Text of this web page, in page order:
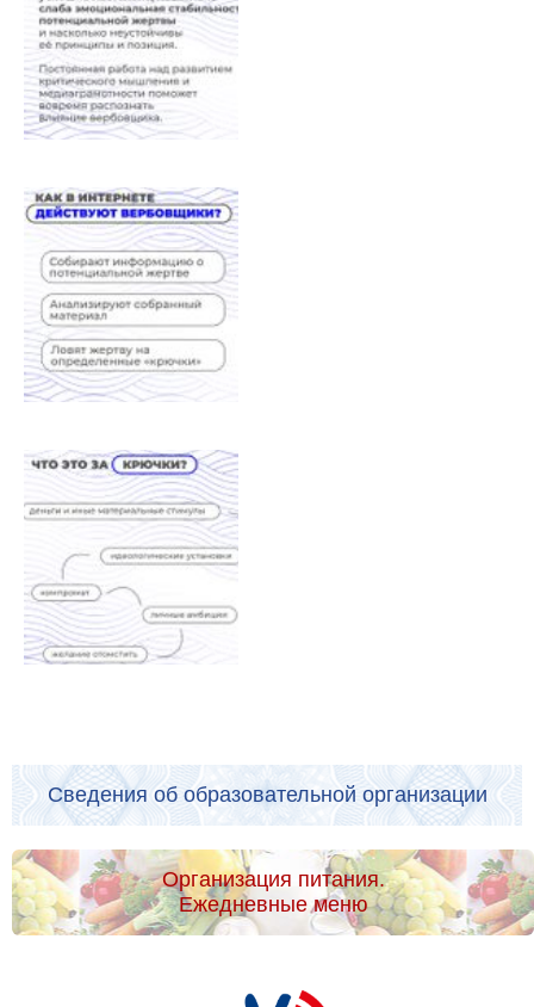
Сведения об образовательной организации
Организация питания.
Ежедневные меню